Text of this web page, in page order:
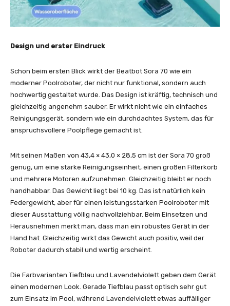
Design und erster Eindruck
Schon beim ersten Blick wirkt der Beatbot Sora 70 wie ein
moderner Poolroboter, der nicht nur funktional, sondern auch
hochwertig gestaltet wurde. Das Design ist kräftig, technisch und
gleichzeitig angenehm sauber. Er wirkt nicht wie ein einfaches
Reinigungsgerät, sondern wie ein durchdachtes System, das für
anspruchsvollere Poolpflege gemacht ist.
Mit seinen Maßen von 43,4 × 43,0 × 28,5 cm ist der Sora 70 groß
genug, um eine starke Reinigungseinheit, einen großen Filterkorb
und mehrere Motoren aufzunehmen. Gleichzeitig bleibt er noch
handhabbar. Das Gewicht liegt bei 10 kg. Das ist natürlich kein
Federgewicht, aber für einen leistungsstarken Poolroboter mit
dieser Ausstattung völlig nachvollziehbar. Beim Einsetzen und
Herausnehmen merkt man, dass man ein robustes Gerät in der
Hand hat. Gleichzeitig wirkt das Gewicht auch positiv, weil der
Roboter dadurch stabil und wertig erscheint.
Die Farbvarianten Tiefblau und Lavendelviolett geben dem Gerät
einen modernen Look. Gerade Tiefblau passt optisch sehr gut
zum Einsatz im Pool, während Lavendelviolett etwas auffälliger